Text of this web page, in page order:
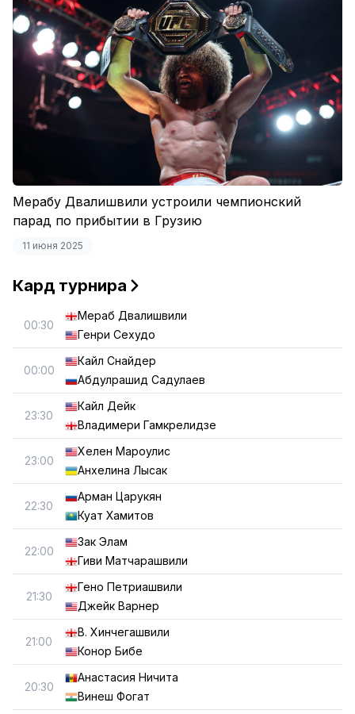
Мерабу Двалишвили устроили чемпионский
парад по прибытии в Грузию
11 июня 2025
Кард турнира
00:30
Мераб Двалишвили
Генри Сехудо
00:00
Кайл Снайдер
Абдулрашид Садулаев
23:30
Кайл Дейк
Владимери Гамкрелидзе
23:00
Хелен Мароулис
Анхелина Лысак
22:30
Арман Царукян
Куат Хамитов
22:00
Зак Элам
Гиви Матчарашвили
21:30
Гено Петриашвили
Джейк Варнер
21:00
В. Хинчегашвили
Конор Бибе
20:30
Анастасия Ничита
Винеш Фогат